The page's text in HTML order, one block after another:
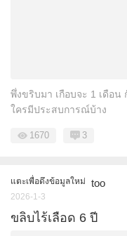
พึ่งขริบมา เกือบจะ 1 เดือน
ใครมีประสบการณ์บ้าง
1670 3
แตะเพื่อดึงข้อมูลใหม่ too
2026-1-3
ขลิบไร้เลือด 6 ปี